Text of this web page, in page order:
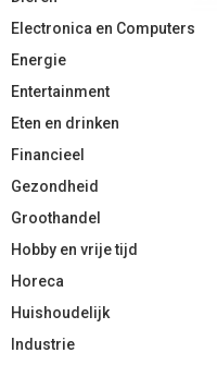
Electronica en Computers
Energie
Entertainment
Eten en drinken
Financieel
Gezondheid
Groothandel
Hobby en vrije tijd
Horeca
Huishoudelijk
Industrie